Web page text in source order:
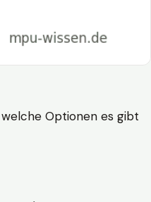
Optionen es gibt